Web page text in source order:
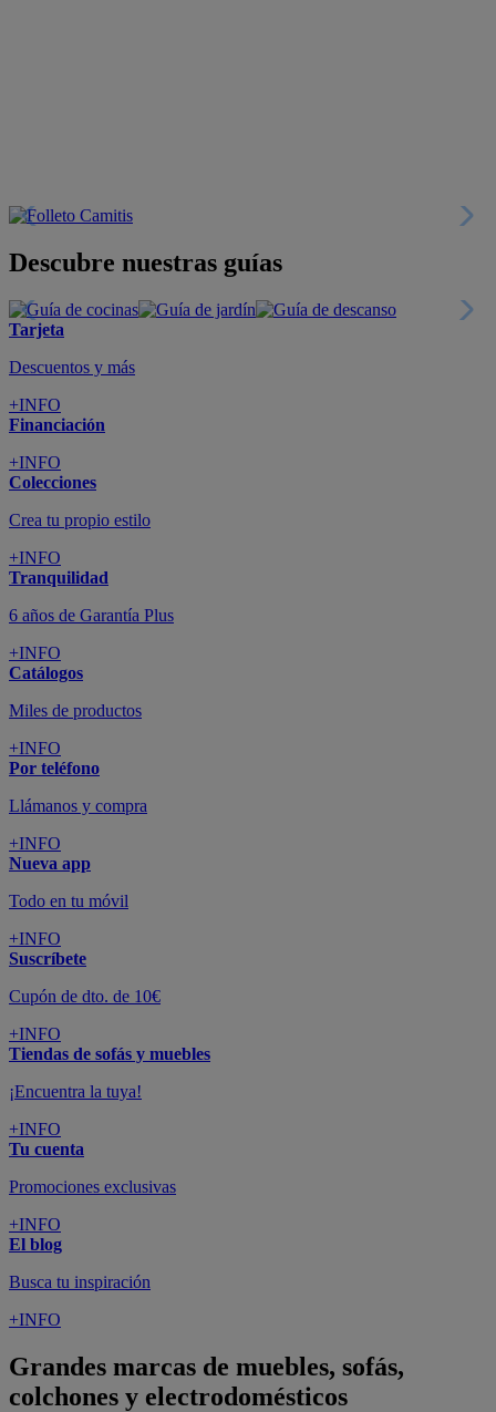
Descubre nuestras guías
Tarjeta
Descuentos y más
+INFO
Financiación
+INFO
Colecciones
Crea tu propio estilo
+INFO
Tranquilidad
6 años de Garantía Plus
+INFO
Catálogos
Miles de productos
+INFO
Por teléfono
Llámanos y compra
+INFO
Nueva app
Todo en tu móvil
+INFO
Suscríbete
Cupón de dto. de 10€
+INFO
Tiendas de sofás y muebles
¡Encuentra la tuya!
+INFO
Tu cuenta
Promociones exclusivas
+INFO
El blog
Busca tu inspiración
+INFO
Grandes marcas de muebles, sofás,
colchones y electrodomésticos